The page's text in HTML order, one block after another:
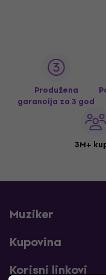
Produžena
garancija za 3 god
3M+
Muziker
Kupovina
Korisni linkovi